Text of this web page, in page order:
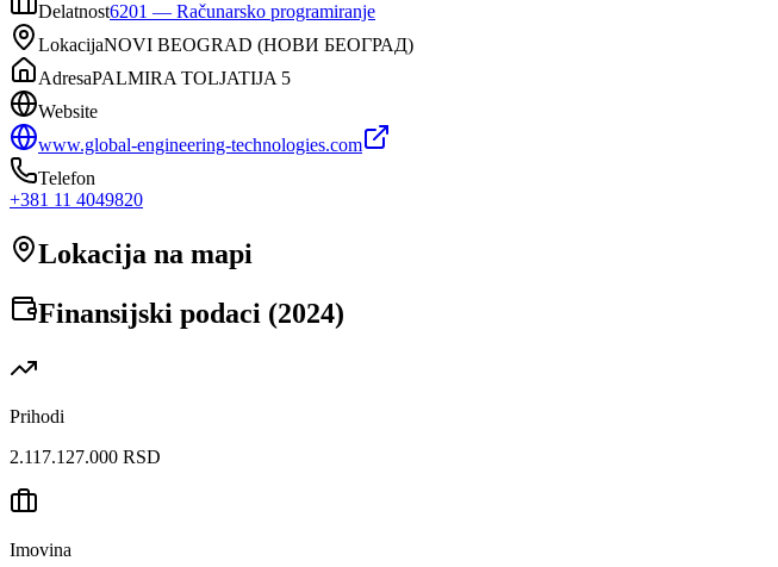
Delatnost6201 — Računarsko programiranje
LokacijaNOVI BEOGRAD (НОВИ БЕОГРАД)
AdresaPALMIRA TOLJATIJA 5
Website
www.global-engineering-technologies.com
Telefon
+381 11 4049820
Lokacija na mapi
Finansijski podaci (2024)
Prihodi
2.117.127.000 RSD
Imovina